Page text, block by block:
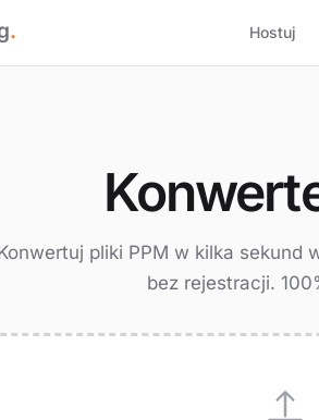
. Hostuj
pliki PPM w kilka sekund
bez rejestracji.